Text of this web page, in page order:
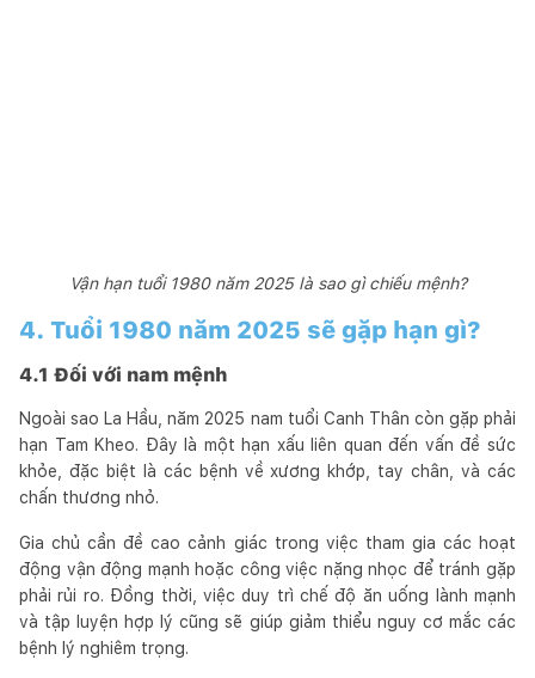
Vận hạn tuổi 1980 năm 2025 là sao gì chiếu mệnh?
4. Tuổi 1980 năm 2025 sẽ gặp hạn gì?
4.1 Đối với nam mệnh
Ngoài sao La Hầu, năm 2025 nam tuổi Canh Thân còn gặp phải
hạn Tam Kheo. Đây là một hạn xấu liên quan đến vấn đề sức
khỏe, đặc biệt là các bệnh về xương khớp, tay chân, và các
chấn thương nhỏ.
Gia chủ cần đề cao cảnh giác trong việc tham gia các hoạt
động vận động mạnh hoặc công việc nặng nhọc để tránh gặp
phải rủi ro. Đồng thời, việc duy trì chế độ ăn uống lành mạnh
và tập luyện hợp lý cũng sẽ giúp giảm thiểu nguy cơ mắc các
bệnh lý nghiêm trọng.